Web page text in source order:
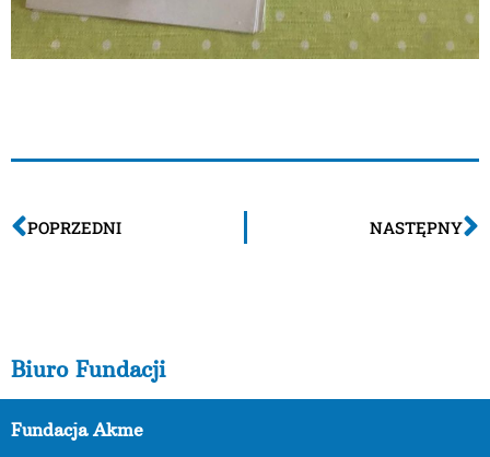
POPRZEDNI NASTĘPNY
Biuro Fundacji
Fundacja Akme